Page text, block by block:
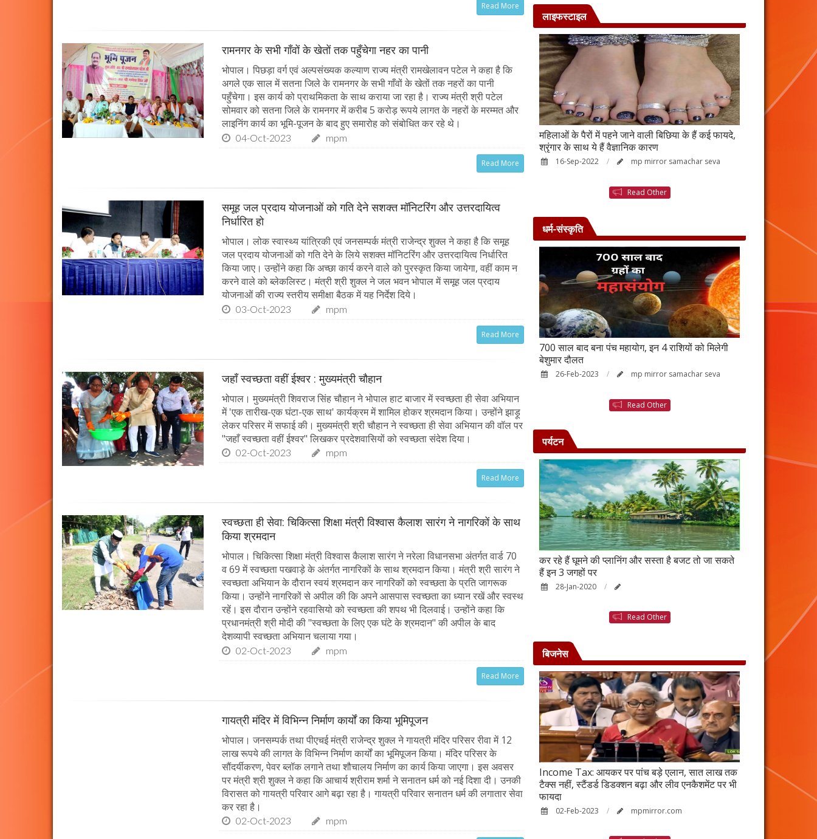
Read More
रामनगर के सभी गाँवों के खेतों तक पहुँचेगा नहर का पानी
भोपाल। पिछड़ा वर्ग एवं अल्पसंख्यक कल्याण राज्य मंत्री रामखेलावन पटेल ने कहा है कि
अगले एक साल में सतना जिले के रामनगर के सभी गाँवों के खेतों तक नहरों का पानी
पहुँचेगा। इस कार्य को प्राथमिकता के साथ कराया जा रहा है। राज्य मंत्री श्री पटेल
सोमवार को सतना जिले के रामनगर में करीब 5 करोड़ रूपये लागत के नहरों के मरम्मत और
लाइनिंग कार्य का भूमि-पूजन के बाद हुए समारोह को संबोधित कर रहे थे।
04-Oct-2023 mpm
Read More
समूह जल प्रदाय योजनाओं को गति देने सशक्त मॉनिटरिंग और उत्तरदायित्व
निर्धारित हो
भोपाल। लोक स्वास्थ्य यांत्रिकी एवं जनसम्पर्क मंत्री राजेन्द्र शुक्ल ने कहा है कि समूह
जल प्रदाय योजनाओं को गति देने के लिये सशक्त मॉनिटरिंग और उत्तरदायित्व निर्धारित
किया जाए। उन्होंने कहा कि अच्छा कार्य करने वाले को पुरस्कृत किया जायेगा, वहीं काम न
करने वाले को ब्लेकलिस्ट। मंत्री श्री शुक्ल ने जल भवन भोपाल में समूह जल प्रदाय
योजनाओं की राज्य स्तरीय समीक्षा बैठक में यह निर्देश दिये।
03-Oct-2023 mpm
Read More
जहाँ स्वच्छता वहीं ईश्वर : मुख्यमंत्री चौहान
भोपाल। मुख्यमंत्री शिवराज सिंह चौहान ने भोपाल हाट बाजार में स्वच्छता ही सेवा अभियान
में 'एक तारीख-एक घंटा-एक साथ' कार्यक्रम में शामिल होकर श्रमदान किया। उन्होंने झाड़ू
लेकर परिसर में सफाई की। मुख्यमंत्री श्री चौहान ने स्वच्छता ही सेवा अभियान की वॉल पर
"जहाँ स्वच्छता वहीं ईश्वर" लिखकर प्रदेशवासियों को स्वच्छता संदेश दिया।
02-Oct-2023 mpm
Read More
स्वच्छता ही सेवा: चिकित्सा शिक्षा मंत्री विश्वास कैलाश सारंग ने नागरिकों के साथ
किया श्रमदान
भोपाल। चिकित्सा शिक्षा मंत्री विश्वास कैलाश सारंग ने नरेला विधानसभा अंतर्गत वार्ड 70
व 69 में स्वच्छता पखवाड़े के अंतर्गत नागरिकों के साथ श्रमदान किया। मंत्री श्री सारंग ने
स्वच्छता अभियान के दौरान स्वयं श्रमदान कर नागरिकों को स्वच्छता के प्रति जागरूक
किया। उन्होंने नागरिकों से अपील की कि अपने आसपास स्वच्छता का ध्यान रखें और स्वस्थ
रहें। इस दौरान उन्होंने रहवासियो को स्वच्छता की शपथ भी दिलवाई। उन्होंने कहा कि
प्रधानमंत्री श्री मोदी की "स्वच्छता के लिए एक घंटे के श्रमदान" की अपील के बाद
देशव्यापी स्वच्छता अभियान चलाया गया।
02-Oct-2023 mpm
Read More
गायत्री मंदिर में विभिन्न निर्माण कार्यों का किया भूमिपूजन
भोपाल। जनसम्पर्क तथा पीएचई मंत्री राजेन्द्र शुक्ल ने गायत्री मंदिर परिसर रीवा में 12
लाख रूपये की लागत के विभिन्न निर्माण कार्यों का भूमिपूजन किया। मंदिर परिसर के
सौंदर्यीकरण, पेवर ब्लॉक लगाने तथा शौचालय निर्माण का कार्य किया जाएगा। इस अवसर
पर मंत्री श्री शुक्ल ने कहा कि आचार्य श्रीराम शर्मा ने सनातन धर्म को नई दिशा दी। उनकी
विरासत को गायत्री परिवार आगे बढ़ा रहा है। गायत्री परिवार सनातन धर्म की लगातार सेवा
कर रहा है।
02-Oct-2023 mpm
लाइफस्टाइल
Beauty Tips | बादाम और एलोवेरा जेल से आसानी से
घर पर ही बनाएं काजल और मॉइश्चराइजर
mp mirror samachar seva
महिलाओं के पैरों में पहने जाने वाली बिछिया के हैं कई फायदे,
श्रृंगार के साथ ये हैं वैज्ञानिक कारण
16-Sep-2022 mp mirror samachar seva
Read Other
धर्म-संस्कृति
Hanuman Jayanti 2023 : हनुमान जयंती पर राशि के
अनुसार करें मंत्रों का जाप, जरूर मिलेगा पूजा का फल
02-Apr-2023
700 साल बाद बना पंच महायोग, इन 4 राशियों को मिलेगी
बेशुमार दौलत
26-Feb-2023 mp mirror samachar seva
Read Other
पर्यटन
दो दिनों की छुट्टी एन्जॉय करने के लिए बेहतरीन है दिल्ली के
आसपास बसी ये 4 जगहें
28-Feb-2020
कर रहे हैं घूमने की प्लानिंग और सस्ता है बजट तो जा सकते
हैं इन 3 जगहों पर
28-Jan-2020
Read Other
बिजनेस
सात ट्रेडिंग सेशन में 9 लाख करोड़ घटा अदाणी समूह का
मार्केट कैप
05-Feb-2023 mp mirror samachar seva
Income Tax: आयकर पर पांच बड़े एलान, सात लाख तक
टैक्स नहीं, स्टैंडर्ड डिडक्शन बढ़ा और लीव एनकैशमेंट पर भी
फायदा
02-Feb-2023 mpmirror.com
वर्ष 2023 में भी
विकेंद्रीकरण का
17-Jan-2023